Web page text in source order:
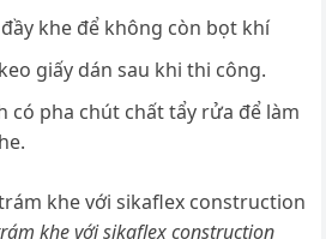
khe để không còn bọt khí
giấy dán sau khi thi công.
có pha chút chất tẩy rửa để làm
khe với sikaflex construction